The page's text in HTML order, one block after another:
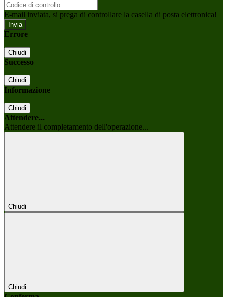
E-mail inviata, si prega di controllare la casella di posta elettronica!
Errore
Chiudi
Successo
Chiudi
Informazione
Chiudi
Attendere...
Attendere il completamento dell'operazione...
Chiudi
Chiudi